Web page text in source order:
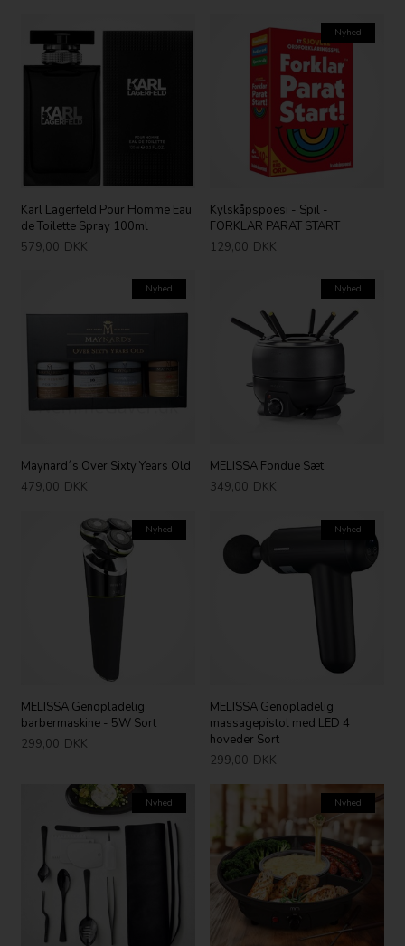
Karl Lagerfeld Pour Homme Eau
de Toilette Spray 100ml
579,00 DKK
Nyhed
Kylskåpspoesi - Spil -
FORKLAR PARAT START
129,00 DKK
Nyhed
Maynard´s Over Sixty Years Old
479,00 DKK
Nyhed
MELISSA Fondue Sæt
349,00 DKK
Nyhed
MELISSA Genopladelig
barbermaskine - 5W Sort
299,00 DKK
Nyhed
MELISSA Genopladelig
massagepistol med LED 4
hoveder Sort
299,00 DKK
Nyhed Nyhed